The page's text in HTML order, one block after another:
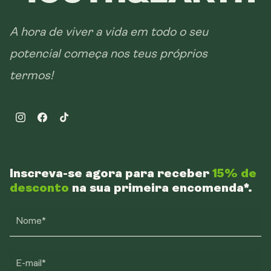
A hora de viver a vida em todo o seu
potencial começa nos teus próprios
termos!
InstagramFacebookTikTok
Inscreva-se agora para receber 15% de
desconto na sua primeira encomenda*.
Nome*
E-mail*